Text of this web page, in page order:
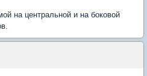
на центральной и на боковой